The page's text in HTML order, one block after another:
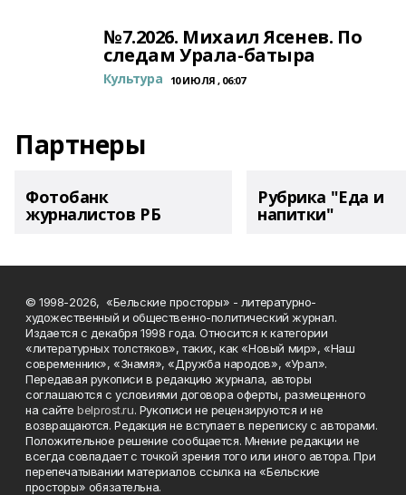
№7.2026. Михаил Ясенев. По
следам Урала-батыра
Культура 10 ИЮЛЯ , 06:07
Партнеры
Фотобанк
журналистов РБ
Рубрика "Еда и
напитки"
© 1998-2026, «Бельские просторы» - литературно-
художественный и общественно-политический журнал.
Издается с декабря 1998 года. Относится к категории
«литературных толстяков», таких, как «Новый мир», «Наш
современник», «Знамя», «Дружба народов», «Урал».
Передавая рукописи в редакцию журнала, авторы
соглашаются с условиями договора оферты, размещенного
на сайтеbelprost.ru. Рукописи не рецензируются и не
возвращаются. Редакция не вступает в переписку с авторами.
Положительное решение сообщается. Мнение редакции не
всегда совпадает с точкой зрения того или иного автора. При
перепечатывании материалов ссылка на «Бельские
просторы» обязательна.